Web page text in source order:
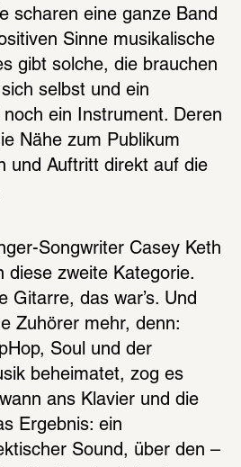
scharen eine ganze Band
Sinne musikalische
gibt solche, die brauchen
selbst und ein
noch ein Instrument. Deren
Nähe zum Publikum
und Auftritt direkt auf die
Songwriter Casey Keth
diese zweite Kategorie.
Gitarre, das war’s. Und
Zuhörer mehr, denn:
Soul und der
beheimatet, zog es
ans Klavier und die
Ergebnis: ein
Sound, über den –